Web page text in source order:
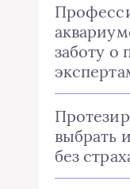
заботу о
выбрать
без